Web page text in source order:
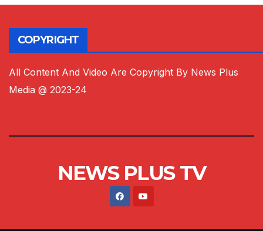
COPYRIGHT
All Content And Video Are Copyright By News Plus
Media @ 2023-24
NEWS PLUS TV